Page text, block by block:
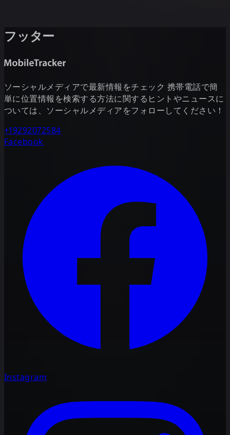
フッター
ソーシャルメディアで最新情報をチェック 携帯電話で簡
単に位置情報を検索する方法に関するヒントやニュースに
ついては、ソーシャルメディアをフォローしてください！
+19292072584
Facebook
Instagram